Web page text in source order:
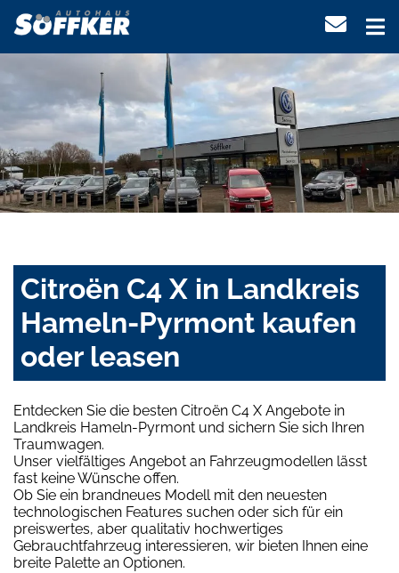
Citroën C4 X in Landkreis
Hameln-Pyrmont kaufen
oder leasen
Entdecken Sie die besten Citroën C4 X Angebote in
Landkreis Hameln-Pyrmont und sichern Sie sich Ihren
Traumwagen.
Unser vielfältiges Angebot an Fahrzeugmodellen lässt
fast keine Wünsche offen.
Ob Sie ein brandneues Modell mit den neuesten
technologischen Features suchen oder sich für ein
preiswertes, aber qualitativ hochwertiges
Gebrauchtfahrzeug interessieren, wir bieten Ihnen eine
breite Palette an Optionen.